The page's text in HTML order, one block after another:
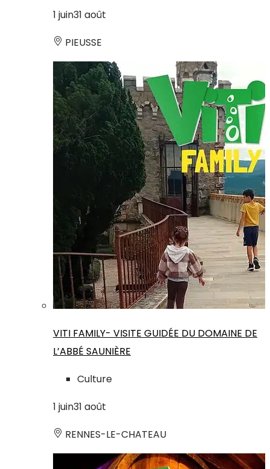
1 juin31 août
PIEUSSE
VITI FAMILY- VISITE GUIDÉE DU DOMAINE DE
L’ABBÉ SAUNIÈRE
Culture
1 juin31 août
RENNES-LE-CHATEAU